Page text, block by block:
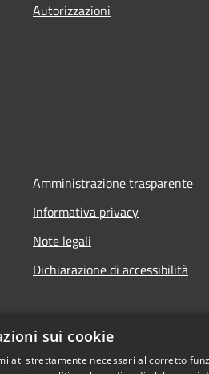
Autorizzazioni
Amministrazione trasparente
Informativa privacy
Note legali
Dichiarazione di accessibilità
sui cookie
strettamente necessari al corretto